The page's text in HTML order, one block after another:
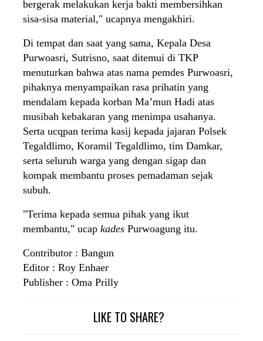
bergerak melakukan kerja bakti membersihkan
sisa-sisa material," ucapnya mengakhiri.
Di tempat dan saat yang sama, Kepala Desa
Purwoasri, Sutrisno, saat ditemui di TKP
menuturkan bahwa atas nama pemdes Purwoasri,
pihaknya menyampaikan rasa prihatin yang
mendalam kepada korban Ma’mun Hadi atas
musibah kebakaran yang menimpa usahanya.
Serta ucqpan terima kasij kepada jajaran Polsek
Tegaldlimo, Koramil Tegaldlimo, tim Damkar,
serta seluruh warga yang dengan sigap dan
kompak membantu proses pemadaman sejak
subuh.
"Terima kepada semua pihak yang ikut
membantu," ucap kades Purwoagung itu.
Contributor : Bangun
Editor : Roy Enhaer
Publisher : Oma Prilly
LIKE TO SHARE?